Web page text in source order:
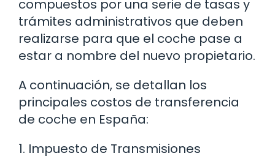
compuestos por una serie de tasas y
trámites administrativos que deben
realizarse para que el coche pase a
estar a nombre del nuevo propietario.
A continuación, se detallan los
principales costos de transferencia
de coche en España:
1. Impuesto de Transmisiones